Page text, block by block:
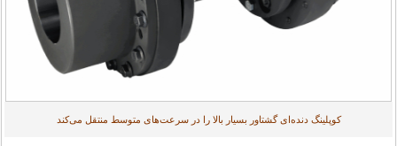
کوپلینگ دنده‌ای گشتاور بسیار بالا را در سرعت‌های متوسط منتقل می‌کند